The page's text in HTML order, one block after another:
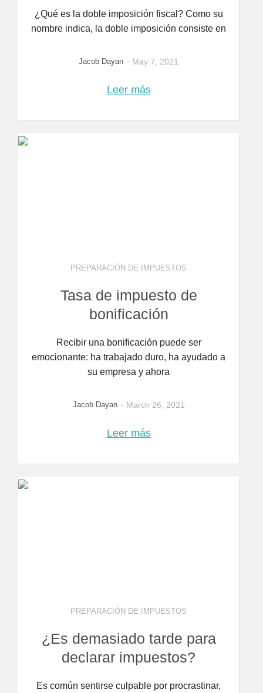
¿Qué es la doble imposición fiscal? Como su
nombre indica, la doble imposición consiste en
Jacob Dayan - May 7, 2021
Leer más
PREPARACIÓN DE IMPUESTOS
Tasa de impuesto de
bonificación
Recibir una bonificación puede ser
emocionante: ha trabajado duro, ha ayudado a
su empresa y ahora
Jacob Dayan - March 26, 2021
Leer más
PREPARACIÓN DE IMPUESTOS
¿Es demasiado tarde para
declarar impuestos?
Es común sentirse culpable por procrastinar,